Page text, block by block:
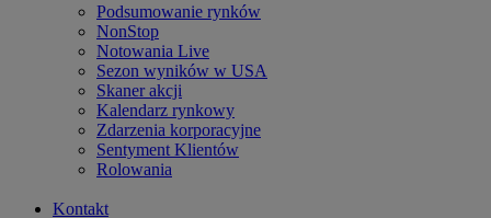
Podsumowanie rynków
NonStop
Notowania Live
Sezon wyników w USA
Skaner akcji
Kalendarz rynkowy
Zdarzenia korporacyjne
Sentyment Klientów
Rolowania
Kontakt